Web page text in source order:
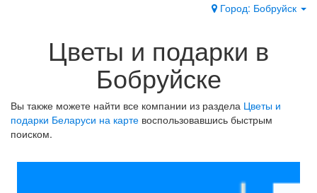
Город: Бобруйск
Цветы и подарки в
Бобруйске
Вы также можете найти все компании из раздела Цветы и
подарки Беларуси на карте воспользовавшись быстрым
поиском.